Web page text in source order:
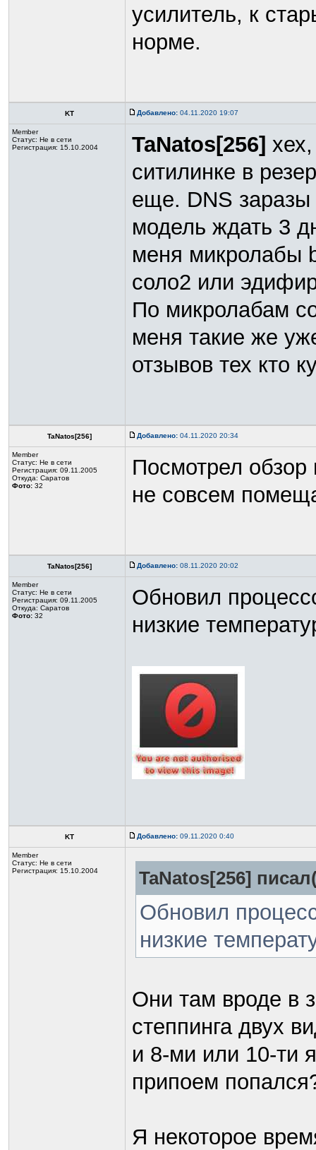
усилитель, к
норме.
KT Добавлено: 04.11.2020 19:07
Member
Статус: Не в сети
Регистрация: 15.10.2004
TaNatos[256]
ситилинке в
еще. DNS заразы
модель ждать 3
меня микролабы
соло2 или
По микролабам
меня такие же
отзывов тех кто
TaNatos[256] Добавлено: 04.11.2020 20:34
Member
Статус: Не в сети
Регистрация: 09.11.2005
Откуда: Саратов
Фото: 32
Посмотрел
не совсем
TaNatos[256] Добавлено: 08.11.2020 20:02
Member
Статус: Не в сети
Регистрация: 09.11.2005
Откуда: Саратов
Фото: 32
Обновил
низкие
KT Добавлено: 09.11.2020 0:40
Member
Статус: Не в сети
Регистрация: 15.10.2004
TaNatos[256]
Обновил
низкие
Они там вроде в
степпинга двух
и 8-ми или 10-ти
припоем
Я некоторое